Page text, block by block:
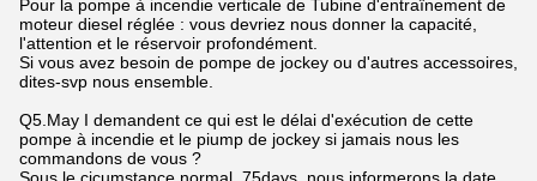
Pour la pompe à incendie verticale de Tubine d'entraînement de
moteur diesel réglée : vous devriez nous donner la capacité,
l'attention et le réservoir profondément.
Si vous avez besoin de pompe de jockey ou d'autres accessoires,
dites-svp nous ensemble.
Q5.May I demandent ce qui est le délai d'exécution de cette
pompe à incendie et le piump de jockey si jamais nous les
commandons de vous ?